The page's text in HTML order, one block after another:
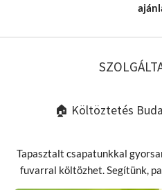
🏠 Költöztetés
Tapasztalt csapatunkkal
fuvarral költözhet. Segítünk,